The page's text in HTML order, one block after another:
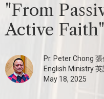
"From
Active Faith"
Pr. Peter Chong
English Ministry
May 18, 2025